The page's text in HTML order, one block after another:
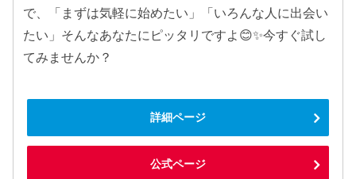
で、「まずは気軽に始めたい」「いろんな人に出会い
たい」そんなあなたにピッタリですよ😊✨今すぐ試し
てみませんか？
詳細ページ
公式ページ